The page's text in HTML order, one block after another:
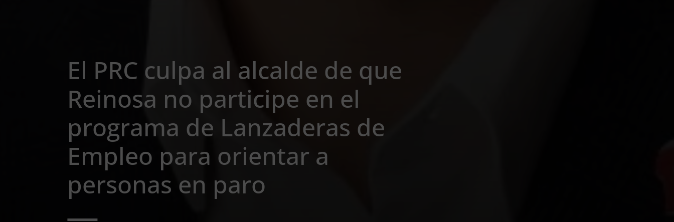
El PRC culpa al alcalde de que
Reinosa no participe en el
programa de Lanzaderas de
Empleo para orientar a
personas en paro